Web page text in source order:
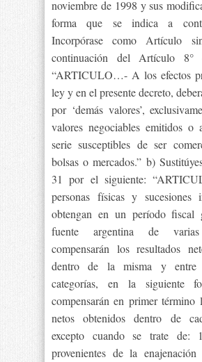
noviembre de 1998 y sus
forma que se indica a
Incorpórase como Artículo
continuación del Artículo 8°
“ARTICULO…- A los efectos
ley y en el presente decreto,
por ‘demás valores’,
valores negociables emitidos o
serie susceptibles de ser
bolsas o mercados.” b)
31 por el siguiente:
personas físicas y sucesiones
obtengan en un período fiscal
fuente argentina de varias
compensarán los resultados
dentro de la misma y entre
categorías, en la siguiente
compensarán en primer término
netos obtenidos dentro de
excepto cuando se trate de:
provenientes de la enajenación